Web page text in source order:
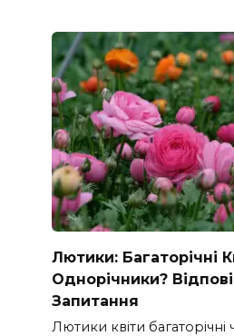
Лютики: Багаторічні
Однорічники?
Запитання
Лютики квіти